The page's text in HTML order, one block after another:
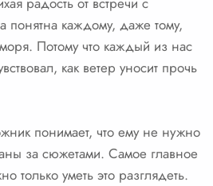
понятна каждому, даже тому,
Потому что каждый из нас
как ветер уносит прочь
понимает, что ему не нужно
за сюжетами. Самое главное
только уметь это разглядеть.